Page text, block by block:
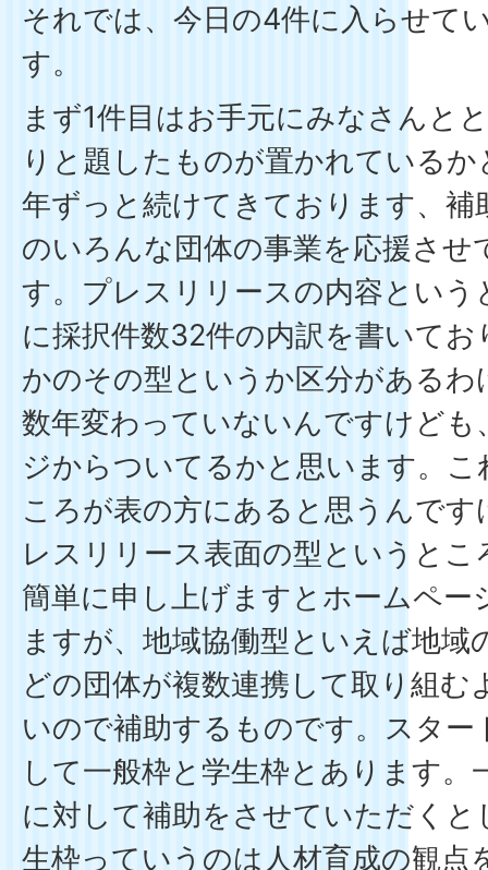
それでは、今日の4件に入らせて
す。
まず1件目はお手元にみなさんと
りと題したものが置かれている
年ずっと続けてきております、補
のいろんな団体の事業を応援さ
す。プレスリリースの内容とい
に採択件数32件の内訳を書いて
かのその型というか区分がある
数年変わっていないんですけども
ジからついてるかと思います。
ころが表の方にあると思うんで
レスリリース表面の型というと
簡単に申し上げますとホームペ
ますが、地域協働型といえば地域
どの団体が複数連携して取り組む
いので補助するものです。スタ
して一般枠と学生枠とあります。
に対して補助をさせていただく
生枠っていうのは人材育成の観点